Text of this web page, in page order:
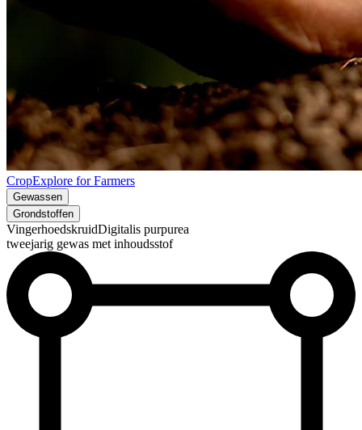
CropExplore for Farmers
Gewassen
Grondstoffen
VingerhoedskruidDigitalis purpurea
tweejarig gewas met inhoudsstof